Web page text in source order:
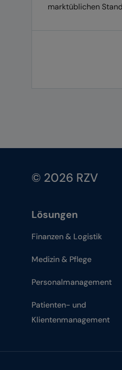
marktüblichen
© 2026 RZV
Lösungen
Finanzen & Logistik
Medizin & Pflege
Personalmanagement
Patienten- und
Klientenmanagement